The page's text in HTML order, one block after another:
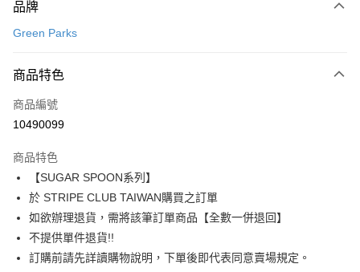
信用卡一次付款
3 期 0 利率 每期
合作金庫商業銀行
上海商業儲蓄銀行
臺灣中小企業銀行
匯豐（台灣）商業銀行
聯邦商業銀行
遠東國際商業銀行
元大商業銀行
永豐商業銀行
玉山商業銀行
台灣樂天信用卡公司
超商取貨付款
LINE Pay
Apple Pay
街口支付
悠遊付
Google Pay
品牌
Green Parks
商品特色
商品編號
10490099
商品特色
【SUGAR SPOON系列】
於 STRIPE CLUB TAIWAN購買之訂單
如欲辦理退貨，需將該筆訂單商品【全數一併退回】
不提供單件退貨!!
訂購前請先詳讀購物說明，下單後即代表同意賣場規定。